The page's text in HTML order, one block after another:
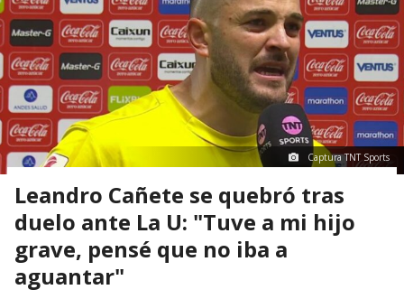
Captura TNT Sports
Leandro Cañete se quebró tras
duelo ante La U: "Tuve a mi hijo
grave, pensé que no iba a
aguantar"